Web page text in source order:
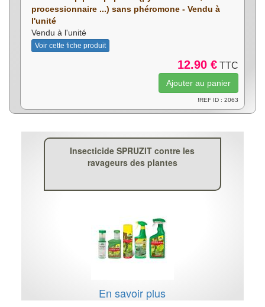
processionnaire ...) sans phéromone - Vendu à
l'unité
Vendu à l'unité
Voir cette fiche produit
12.90 € TTC
!REF ID : 2063
Insecticide SPRUZIT contre les
ravageurs des plantes
En savoir plus